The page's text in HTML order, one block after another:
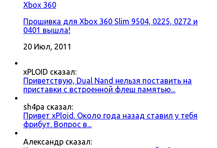
Xbox 360
Прошивка для Xbox 360 Slim 9504, 0225, 0272 и
0401 вышла!
20 Июл, 2011
xPLOID сказал:
Приветствую, Dual Nand нельзя поставить на
приставки с встроенной флеш памятью...
sh4pa сказал:
Привет xPloid. Около года назад ставил у тебя
фрибут. Вопрос в...
Александр сказал: